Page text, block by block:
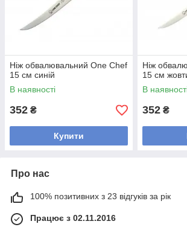
Ніж обвалювальний One Chef
15 см синій
В наявності
352 ₴
Купити
Ніж
15 см
В
352 ₴
Про нас
100% позитивних з 23 відгуків за рік
Працює з 02.11.2016